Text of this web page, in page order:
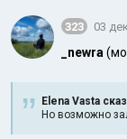
323 03
_newra
Elena Vasta
Но возможно